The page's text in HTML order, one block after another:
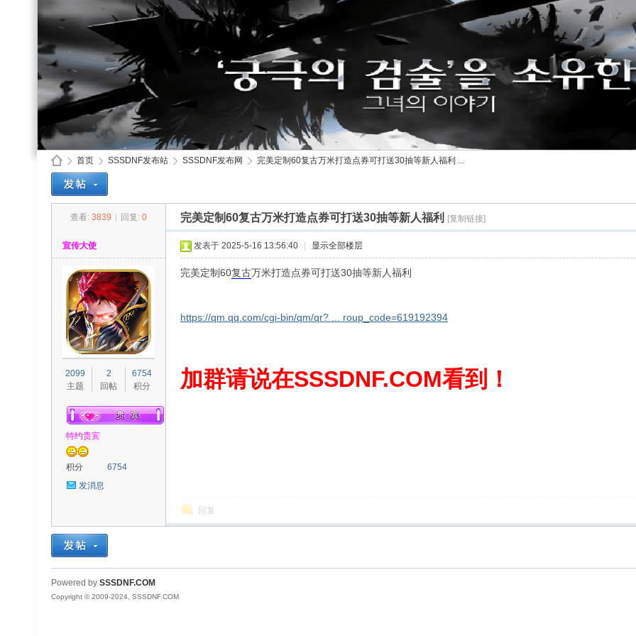
首页
›
SSSDNF发布站 SSSDNF发布网
›
完美定制60复古万米打造点券可打送30抽等新人福利 ...
查看: 3839 回复: 0 完美定制60复古万米打造点券可打送30抽等新人福利 [复制链接]
宣传大使
2099
主题
2
回帖
6754
积分
特约贵宾
积分
6754
发消息
发表于 2025-5-16 13:56:40 显示全部楼层
完美定制60复古万米打造点券可打送30抽等新人福利
https://qm.qq.com/cgi-bin/qm/qr? ... roup_code=619192394
加群请说在SSSDNF.COM看到！
回复
Powered by SSSDNF.COM
Copyright © 2009-2024, SSSDNF.COM